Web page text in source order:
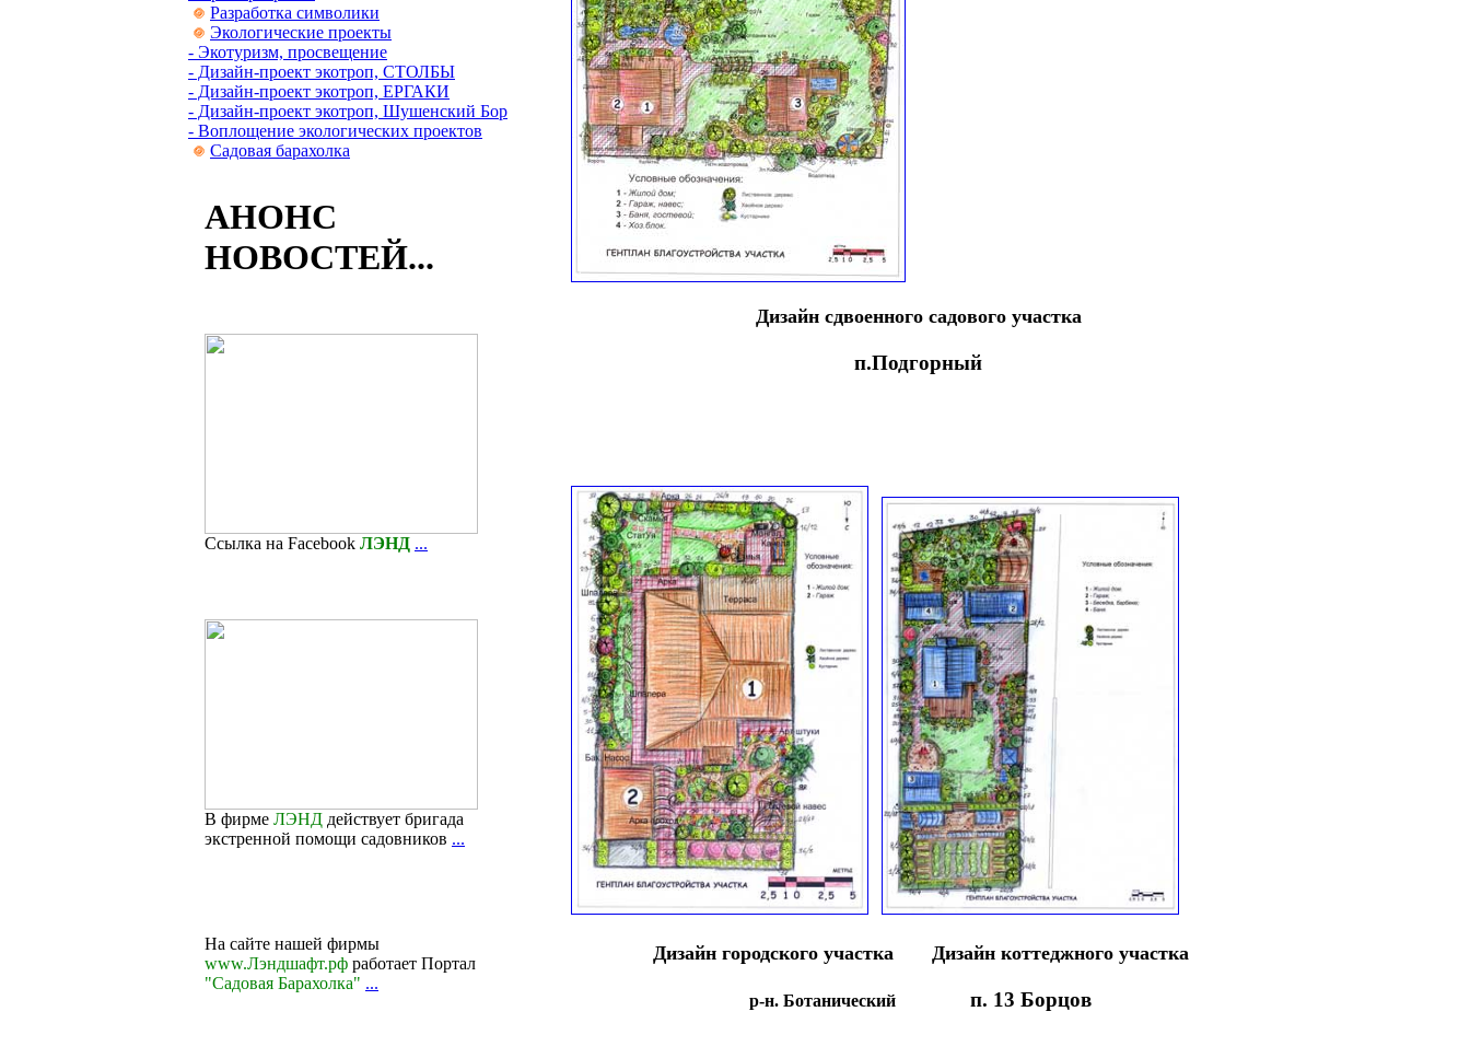
Разработка символики
Экологические проекты
- Экотуризм, просвещение
- Дизайн-проект экотроп, СТОЛБЫ
- Дизайн-проект экотроп, ЕРГАКИ
- Дизайн-проект экотроп, Шушенский Бор
- Воплощение экологических проектов
Садовая барахолка
АНОНС
НОВОСТЕЙ...
Ссылка на Facebook ЛЭНД ...
В фирме ЛЭНД действует бригада
экстренной помощи садовников ...
На сайте нашей фирмы
www.Лэндшафт.рф работает Портал
"Садовая Барахолка" ...
Дизайн сдвоенного садового участка
п.Подгорный
Дизайн городского участка Дизайн коттеджного участка
р-н. Ботанический п. 13 Борцов